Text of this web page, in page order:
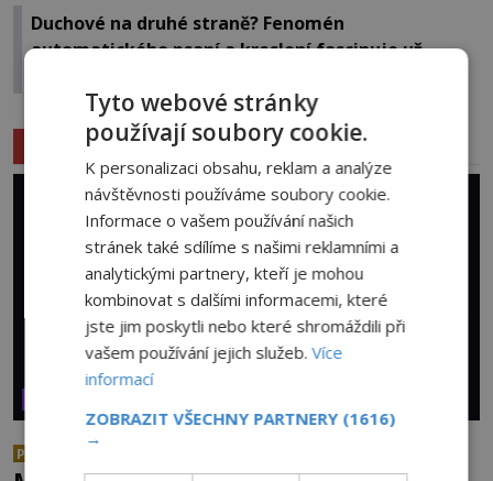
Duchové na druhé straně? Fenomén
automatického psaní a kreslení fascinuje už
Související články
PREMIUM
Co zachycují tajemné snímky
Tyto webové stránky
používají soubory cookie.
K personalizaci obsahu, reklam a analýze
návštěvnosti používáme soubory cookie.
Informace o vašem používání našich
stránek také sdílíme s našimi reklamními a
analytickými partnery, kteří je mohou
kombinovat s dalšími informacemi, které
jste jim poskytli nebo které shromáždili při
vašem používání jejich služeb.Více
informací
ZOBRAZIT VŠECHNY PARTNERY (1616)
→